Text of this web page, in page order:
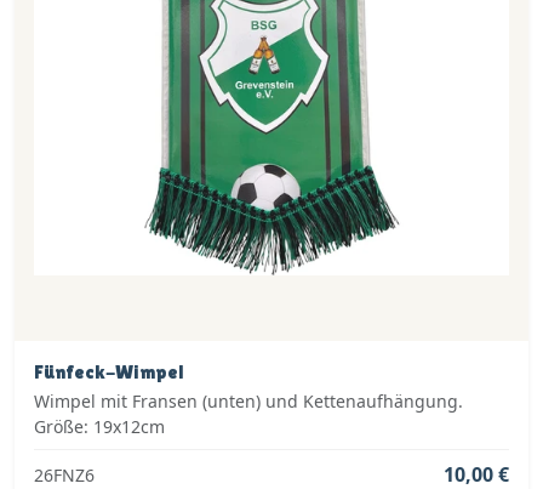
Fünfeck-Wimpel
Wimpel mit Fransen (unten) und Kettenaufhängung.
Größe: 19x12cm
26FNZ6 10,00 €